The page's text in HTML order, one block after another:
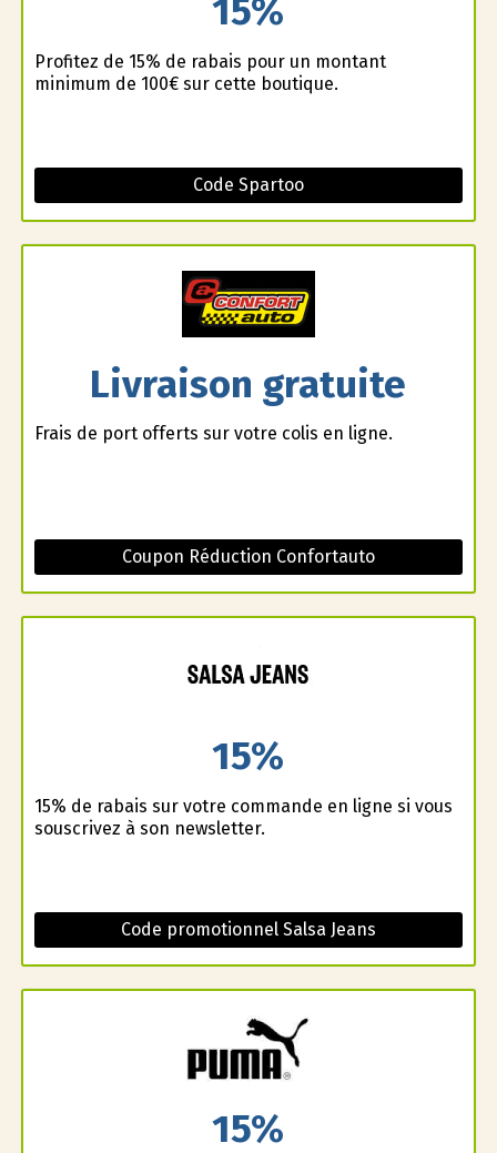
15%
Profitez de 15% de rabais pour un montant
minimum de 100€ sur cette boutique.
Code Spartoo
Livraison gratuite
Frais de port offerts sur votre colis en ligne.
Coupon Réduction Confortauto
15%
15% de rabais sur votre commande en ligne si vous
souscrivez à son newsletter.
Code promotionnel Salsa Jeans
15%